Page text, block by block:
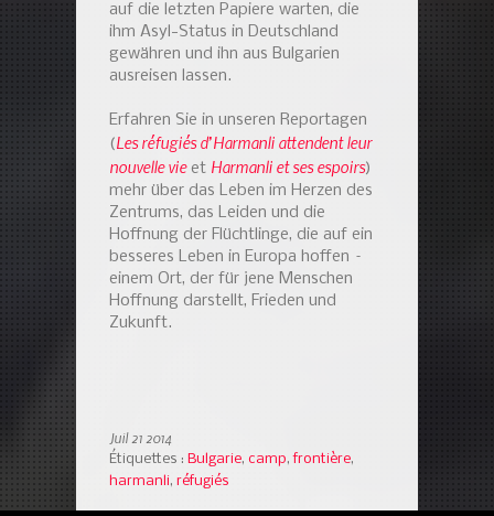
auf die letzten Papiere warten, die
ihm Asyl-Status in Deutschland
gewähren und ihn aus Bulgarien
ausreisen lassen.
Erfahren Sie in unseren Reportagen
(Les réfugiés d’Harmanli attendent leur
nouvelle vieet Harmanli et ses espoirs)
mehr über das Leben im Herzen des
Zentrums, das Leiden und die
Hoffnung der Flüchtlinge, die auf ein
besseres Leben in Europa hoffen –
einem Ort, der für jene Menschen
Hoffnung darstellt, Frieden und
Zukunft.
Juil 21 2014
Étiquettes : Bulgarie, camp,frontière,
harmanli, réfugiés